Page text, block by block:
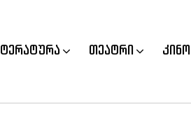
თეატრი კინო